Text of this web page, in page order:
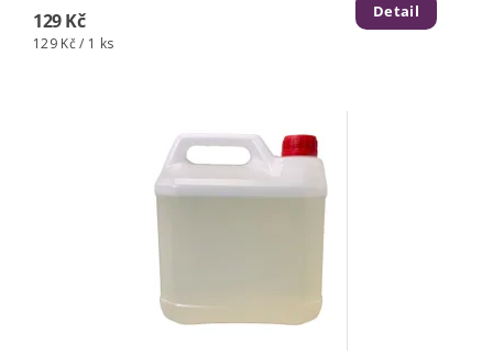
129 Kč
129 Kč / 1 ks
Detail